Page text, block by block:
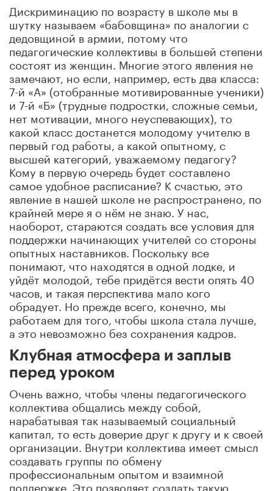
Дискриминацию по возрасту в школе мы в
шутку называем «бабовщина» по аналогии с
дедовщиной в армии, потому что
педагогические коллективы в большей степени
состоят из женщин. Многие этого явления не
замечают, но если, например, есть два класса:
7-й «А» (отобранные мотивированные ученики)
и 7-й «Б» (трудные подростки, сложные семьи,
нет мотивации, много неуспевающих), то
какой класс достанется молодому учителю в
первый год работы, а какой опытному, с
высшей категорий, уважаемому педагогу?
Кому в первую очередь будет составлено
самое удобное расписание? К счастью, это
явление в нашей школе не распространено, по
крайней мере я о нём не знаю. У нас,
наоборот, стараются создать все условия для
поддержки начинающих учителей со стороны
опытных наставников. Поскольку все
понимают, что находятся в одной лодке, и
уйдёт молодой, тебе придётся вести опять 40
часов, и такая перспектива мало кого
обрадует. Но прежде всего, конечно, мы
работаем для того, чтобы школа стала лучше,
а это невозможно без сохранения кадров.
Клубная атмосфера и заплыв
перед уроком
Очень важно, чтобы члены педагогического
коллектива общались между собой,
нарабатывая так называемый социальный
капитал, то есть доверие друг к другу и к своей
организации. Внутри коллектива имеет смысл
создавать группы по обмену
профессиональным опытом и взаимной
поддержке. Это позволяет создать такую